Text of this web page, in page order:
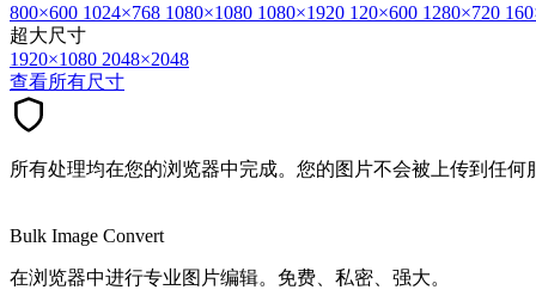
800×600 1024×768 1080×1080 1080×1920 120×600 1280×720
超大尺寸
1920×1080 2048×2048
查看所有尺寸
所有处理均在您的浏览器中完成。您的图片不会被上传到任何
Bulk Image Convert
在浏览器中进行专业图片编辑。免费、私密、强大。